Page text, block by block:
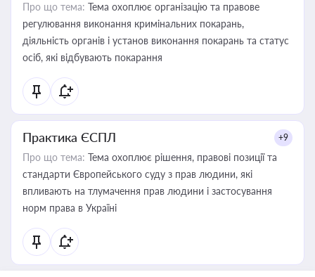
Про що тема: Тема охоплює організацію та правове
регулювання виконання кримінальних покарань,
діяльність органів і установ виконання покарань та статус
осіб, які відбувають покарання
Практика ЄСПЛ +9
Про що тема: Тема охоплює рішення, правові позиції та
стандарти Європейського суду з прав людини, які
впливають на тлумачення прав людини і застосування
норм права в Україні